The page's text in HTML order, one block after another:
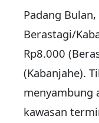
Padang
Berastagi/
Rp8.000
(Kabanjahe).
menyambung
kawasan